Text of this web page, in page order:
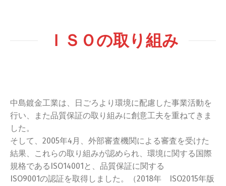
ＩＳＯの取り組み
中島鍍金工業は、日ごろより環境に配慮した事業活動を
行い、また品質保証の取り組みに創意工夫を重ねてきま
した。
そして、2005年4月、外部審査機関による審査を受けた
結果、これらの取り組みが認められ、環境に関する国際
規格であるISO14001と、品質保証に関する
ISO9001の認証を取得しました。（2018年 ISO2015年版